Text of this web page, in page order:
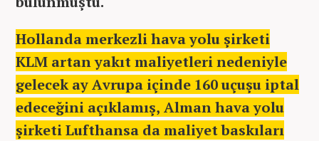
Hollanda merkezli hava yolu şirketi
KLM artan yakıt maliyetleri nedeniyle
gelecek ay Avrupa içinde 160 uçuşu iptal
edeceğini açıklamış, Alman hava yolu
şirketi Lufthansa da maliyet baskıları